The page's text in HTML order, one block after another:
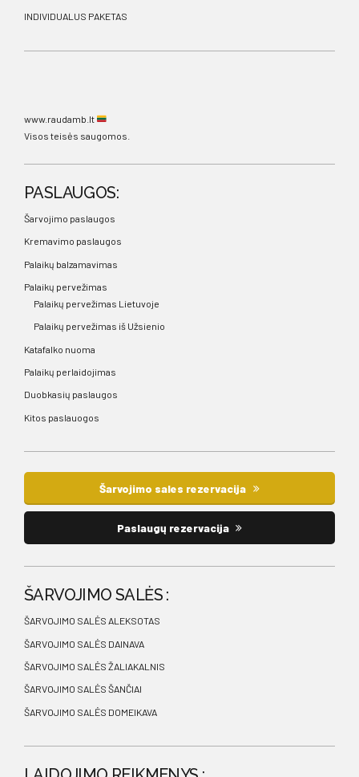
INDIVIDUALUS PAKETAS
www.raudamb.lt
Visos teisės saugomos.
PASLAUGOS:
Šarvojimo paslaugos
Kremavimo paslaugos
Palaikų balzamavimas
Palaikų pervežimas
Palaikų pervežimas Lietuvoje
Palaikų pervežimas iš Užsienio
Katafalko nuoma
Palaikų perlaidojimas
Duobkasių paslaugos
Kitos paslauogos
Šarvojimo sales rezervacija
Paslaugų rezervacija
ŠARVOJIMO SALĖS :
ŠARVOJIMO SALĖS ALEKSOTAS
ŠARVOJIMO SALĖS DAINAVA
ŠARVOJIMO SALĖS ŽALIAKALNIS
ŠARVOJIMO SALĖS ŠANČIAI
ŠARVOJIMO SALĖS DOMEIKAVA